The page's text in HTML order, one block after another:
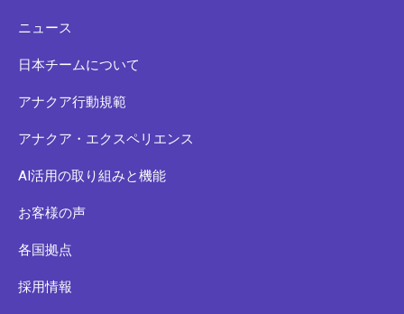
ニュース
日本チームについて
アナクア行動規範
アナクア・エクスペリエンス
AI活用の取り組みと機能
お客様の声
各国拠点
採用情報